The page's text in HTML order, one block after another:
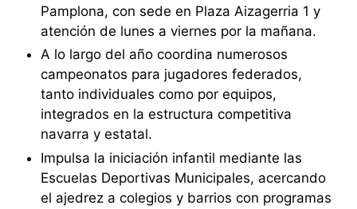
Pamplona, con sede en Plaza Aizagerria 1 y
atención de lunes a viernes por la mañana.
A lo largo del año coordina numerosos
campeonatos para jugadores federados,
tanto individuales como por equipos,
integrados en la estructura competitiva
navarra y estatal.
Impulsa la iniciación infantil mediante las
Escuelas Deportivas Municipales, acercando
el ajedrez a colegios y barrios con programas